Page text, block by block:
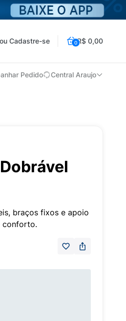
Cadastre-se 0R$ 0,00
Pedido Central Araujo
braços fixos e apoio
conforto.